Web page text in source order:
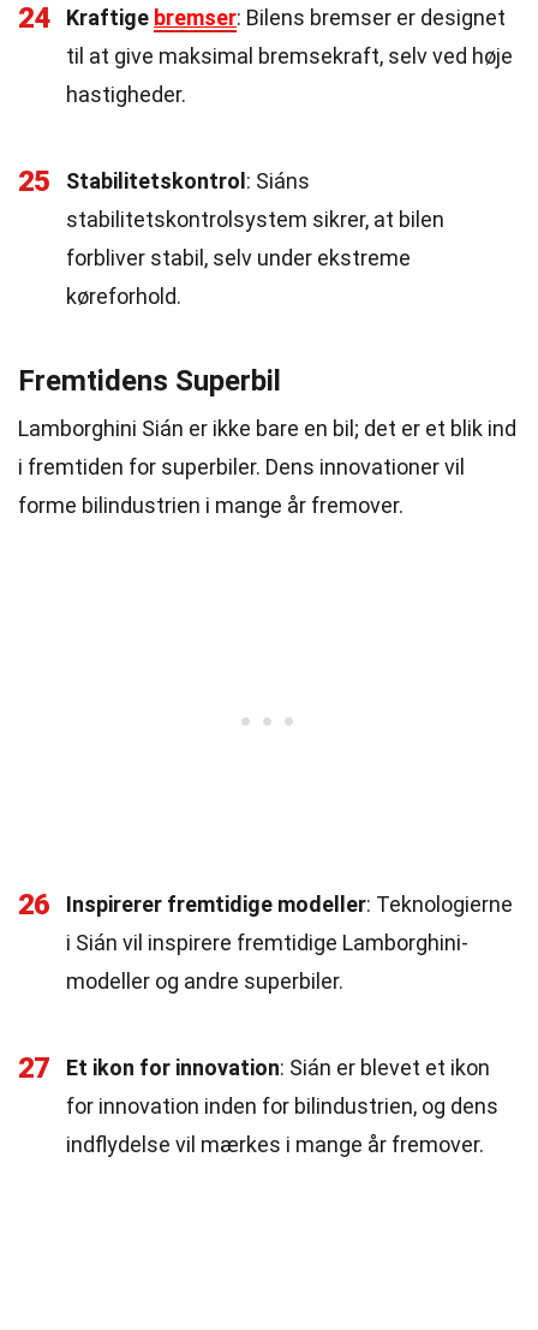
24 Kraftige bremser: Bilens bremser er designet
til at give maksimal bremsekraft, selv ved høje
hastigheder.
25 Stabilitetskontrol : Siáns
stabilitetskontrolsystem sikrer, at bilen
forbliver stabil, selv under ekstreme
køreforhold.
Fremtidens Superbil
Lamborghini Sián er ikke bare en bil; det er et blik ind
i fremtiden for superbiler. Dens innovationer vil
forme bilindustrien i mange år fremover.
26 Inspirerer fremtidige modeller: Teknologierne
i Sián vil inspirere fremtidige Lamborghini-
modeller og andre superbiler.
27 Et ikon for innovation: Sián er blevet et ikon
for innovation inden for bilindustrien, og dens
indflydelse vil mærkes i mange år fremover.